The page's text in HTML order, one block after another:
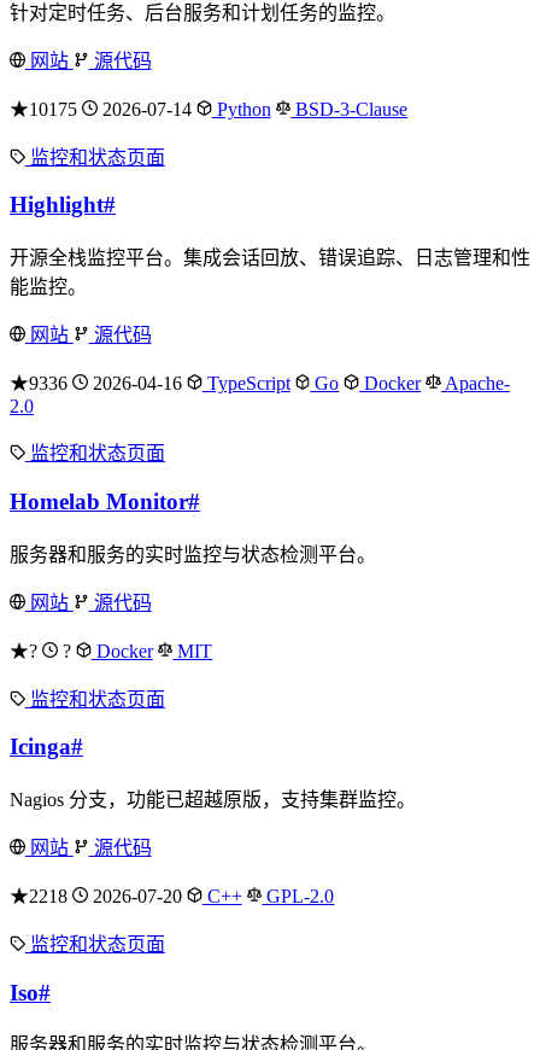
针对定时任务、后台服务和计划任务的监控。
网站 源代码
★10175 2026-07-14 Python BSD-3-Clause
监控和状态页面
Highlight#
开源全栈监控平台。集成会话回放、错误追踪、日志管理和性
能监控。
网站 源代码
★9336 2026-04-16 TypeScript Go Docker
Apache-
2.0
监控和状态页面
Homelab Monitor#
服务器和服务的实时监控与状态检测平台。
网站 源代码
★? ? Docker MIT
监控和状态页面
Icinga#
Nagios 分支，功能已超越原版，支持集群监控。
网站 源代码
★2218 2026-07-20 C++ GPL-2.0
监控和状态页面
Iso#
服务器和服务的实时监控与状态检测平台。